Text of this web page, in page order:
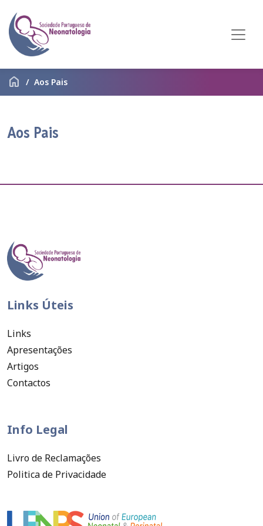
home Aos Pais
Aos Pais
Links Úteis
Links
Apresentações
Artigos
Contactos
Info Legal
Livro de Reclamações
Politica de Privacidade